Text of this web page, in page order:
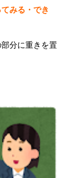
てみる・でき
部分に重きを置